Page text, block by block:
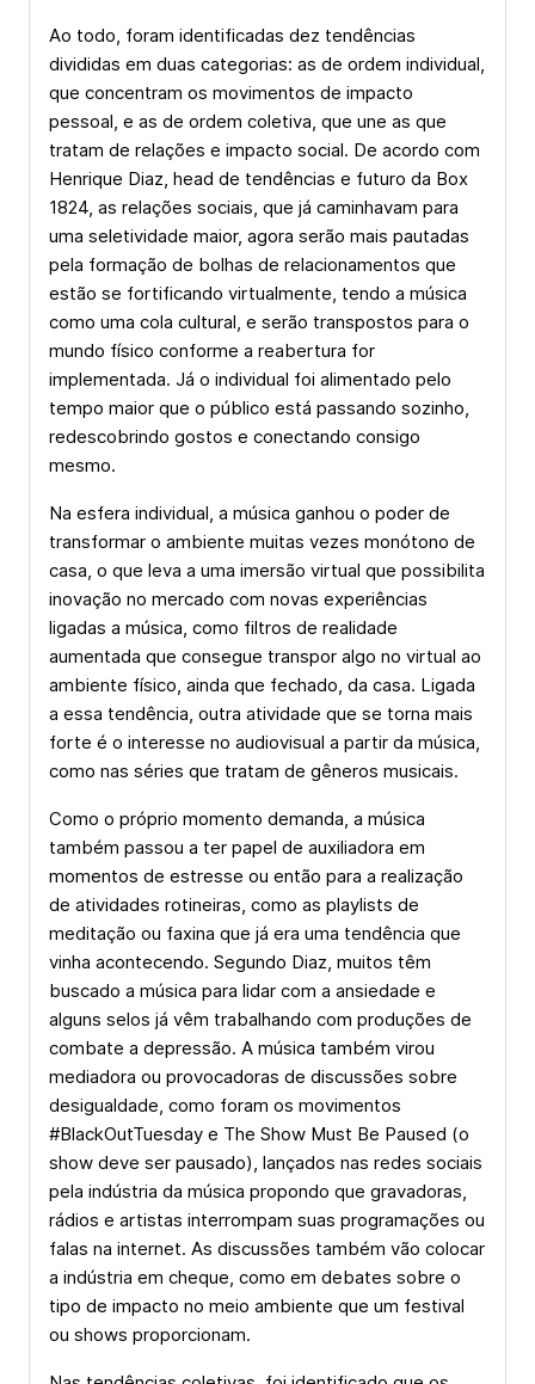
Ao todo, foram identificadas dez tendências
divididas em duas categorias: as de ordem individual,
que concentram os movimentos de impacto
pessoal, e as de ordem coletiva, que une as que
tratam de relações e impacto social. De acordo com
Henrique Diaz, head de tendências e futuro da Box
1824, as relações sociais, que já caminhavam para
uma seletividade maior, agora serão mais pautadas
pela formação de bolhas de relacionamentos que
estão se fortificando virtualmente, tendo a música
como uma cola cultural, e serão transpostos para o
mundo físico conforme a reabertura for
implementada. Já o individual foi alimentado pelo
tempo maior que o público está passando sozinho,
redescobrindo gostos e conectando consigo
mesmo.
Na esfera individual, a música ganhou o poder de
transformar o ambiente muitas vezes monótono de
casa, o que leva a uma imersão virtual que possibilita
inovação no mercado com novas experiências
ligadas a música, como filtros de realidade
aumentada que consegue transpor algo no virtual ao
ambiente físico, ainda que fechado, da casa. Ligada
a essa tendência, outra atividade que se torna mais
forte é o interesse no audiovisual a partir da música,
como nas séries que tratam de gêneros musicais.
Como o próprio momento demanda, a música
também passou a ter papel de auxiliadora em
momentos de estresse ou então para a realização
de atividades rotineiras, como as playlists de
meditação ou faxina que já era uma tendência que
vinha acontecendo. Segundo Diaz, muitos têm
buscado a música para lidar com a ansiedade e
alguns selos já vêm trabalhando com produções de
combate a depressão. A música também virou
mediadora ou provocadoras de discussões sobre
desigualdade, como foram os movimentos
#BlackOutTuesday e The Show Must Be Paused (o
show deve ser pausado), lançados nas redes sociais
pela indústria da música propondo que gravadoras,
rádios e artistas interrompam suas programações ou
falas na internet. As discussões também vão colocar
a indústria em cheque, como em debates sobre o
tipo de impacto no meio ambiente que um festival
ou shows proporcionam.